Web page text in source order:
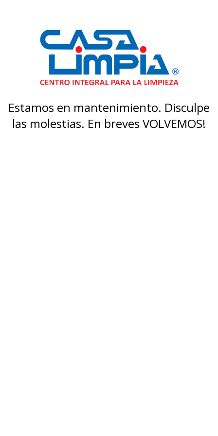
Estamos en mantenimiento. Disculpe
las molestias. En breves VOLVEMOS!